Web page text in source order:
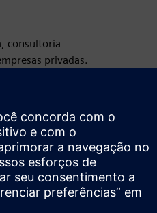
consultoria
privadas.
público nos
a uma
anos de história,